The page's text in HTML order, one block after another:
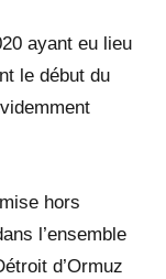
ayant eu lieu
le début du
hors
l’ensemble
d’Ormuz